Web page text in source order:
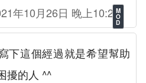
年10月26日 晚上10:21
下這個經過就是希望幫助
擾的人 ^^